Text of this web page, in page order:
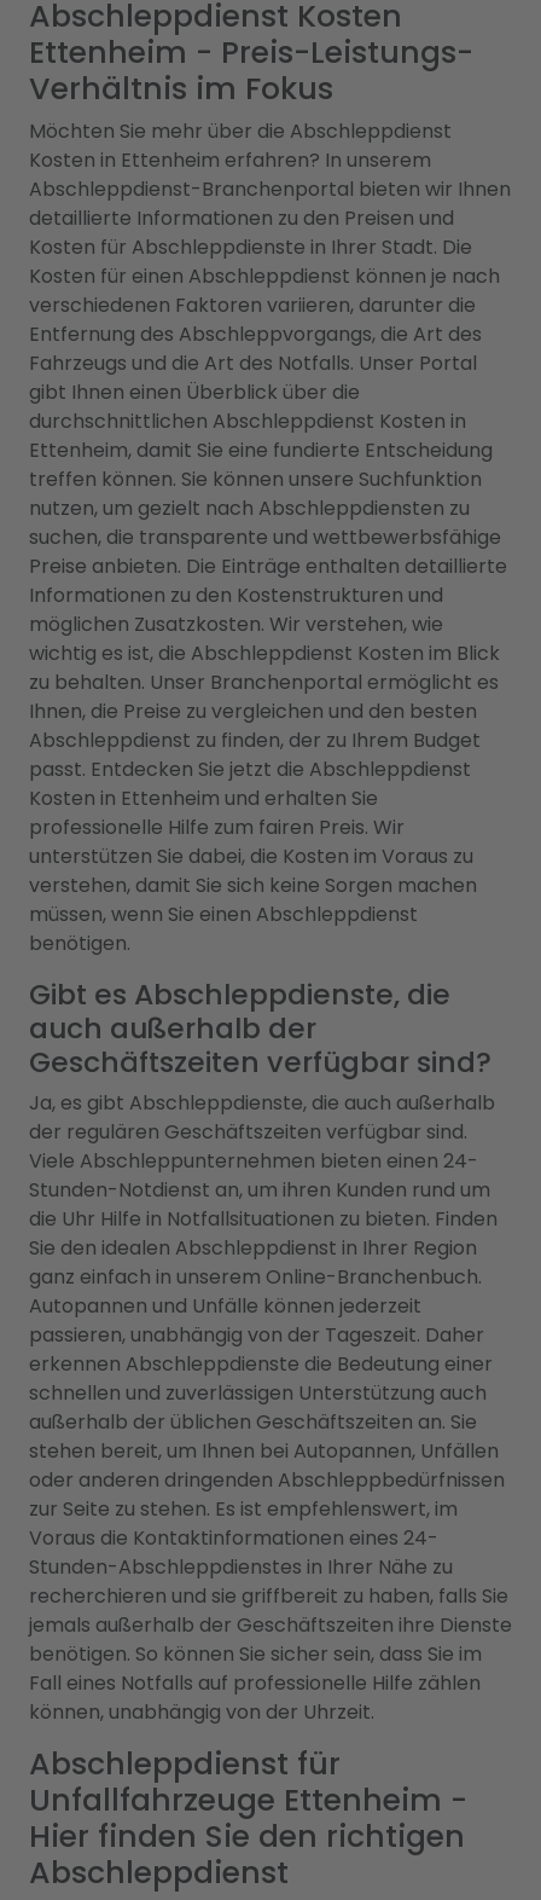
Abschleppdienst Kosten
Ettenheim - Preis-Leistungs-
Verhältnis im Fokus
Möchten Sie mehr über die Abschleppdienst
Kosten in Ettenheim erfahren? In unserem
Abschleppdienst-Branchenportal bieten wir Ihnen
detaillierte Informationen zu den Preisen und
Kosten für Abschleppdienste in Ihrer Stadt. Die
Kosten für einen Abschleppdienst können je nach
verschiedenen Faktoren variieren, darunter die
Entfernung des Abschleppvorgangs, die Art des
Fahrzeugs und die Art des Notfalls. Unser Portal
gibt Ihnen einen Überblick über die
durchschnittlichen Abschleppdienst Kosten in
Ettenheim, damit Sie eine fundierte Entscheidung
treffen können. Sie können unsere Suchfunktion
nutzen, um gezielt nach Abschleppdiensten zu
suchen, die transparente und wettbewerbsfähige
Preise anbieten. Die Einträge enthalten detaillierte
Informationen zu den Kostenstrukturen und
möglichen Zusatzkosten. Wir verstehen, wie
wichtig es ist, die Abschleppdienst Kosten im Blick
zu behalten. Unser Branchenportal ermöglicht es
Ihnen, die Preise zu vergleichen und den besten
Abschleppdienst zu finden, der zu Ihrem Budget
passt. Entdecken Sie jetzt die Abschleppdienst
Kosten in Ettenheim und erhalten Sie
professionelle Hilfe zum fairen Preis. Wir
unterstützen Sie dabei, die Kosten im Voraus zu
verstehen, damit Sie sich keine Sorgen machen
müssen, wenn Sie einen Abschleppdienst
benötigen.
Gibt es Abschleppdienste, die
auch außerhalb der
Geschäftszeiten verfügbar sind?
Ja, es gibt Abschleppdienste, die auch außerhalb
der regulären Geschäftszeiten verfügbar sind.
Viele Abschleppunternehmen bieten einen 24-
Stunden-Notdienst an, um ihren Kunden rund um
die Uhr Hilfe in Notfallsituationen zu bieten. Finden
Sie den idealen Abschleppdienst in Ihrer Region
ganz einfach in unserem Online-Branchenbuch.
Autopannen und Unfälle können jederzeit
passieren, unabhängig von der Tageszeit. Daher
erkennen Abschleppdienste die Bedeutung einer
schnellen und zuverlässigen Unterstützung auch
außerhalb der üblichen Geschäftszeiten an. Sie
stehen bereit, um Ihnen bei Autopannen, Unfällen
oder anderen dringenden Abschleppbedürfnissen
zur Seite zu stehen. Es ist empfehlenswert, im
Voraus die Kontaktinformationen eines 24-
Stunden-Abschleppdienstes in Ihrer Nähe zu
recherchieren und sie griffbereit zu haben, falls Sie
jemals außerhalb der Geschäftszeiten ihre Dienste
benötigen. So können Sie sicher sein, dass Sie im
Fall eines Notfalls auf professionelle Hilfe zählen
können, unabhängig von der Uhrzeit.
Abschleppdienst für
Unfallfahrzeuge Ettenheim -
Hier finden Sie den richtigen
Abschleppdienst